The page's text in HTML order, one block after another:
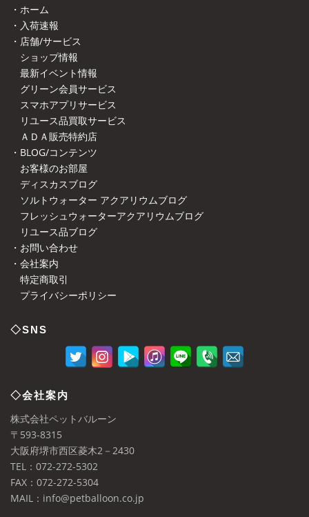
・ホーム
・入荷速報
・店舗/サービス
ショップ情報
最新イベント情報
グリーン会員サービス
スマホアプリサービス
リユース品買取サービス
ＡＤＡ販売特約店
・BLOG/コンテンツ
お客様のお部屋
ディスカスブログ
ソルトウォーター アクアリウムブログ
フレッシュウォーターアクアリウムブログ
リユース品ブログ
・お問い合わせ
・会社案内
特定商取引
プライバシーポリシー
◇SNS
◇会社案内
株式会社ペットバルーン
〒593-8315
大阪府堺市西区菱木2－2430
TEL：072-272-5302
FAX：072-272-5304
MAIL：info@petballoon.co.jp